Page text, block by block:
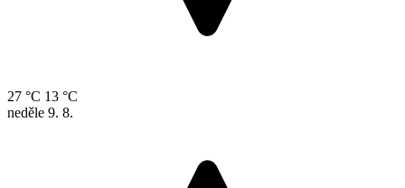
27 °C 13 °C
neděle 9. 8.